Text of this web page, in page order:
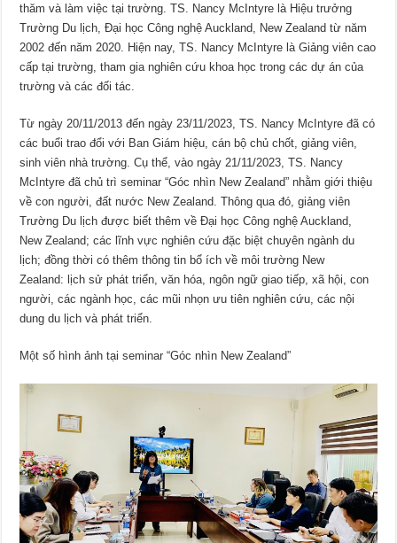
thăm và làm việc tại trường. TS. Nancy McIntyre là Hiệu trưởng
Trường Du lịch, Đại học Công nghệ Auckland, New Zealand từ năm
2002 đến năm 2020. Hiện nay, TS. Nancy McIntyre là Giảng viên cao
cấp tại trường, tham gia nghiên cứu khoa học trong các dự án của
trường và các đối tác.
Từ ngày 20/11/2013 đến ngày 23/11/2023, TS. Nancy McIntyre đã có
các buổi trao đổi với Ban Giám hiệu, cán bộ chủ chốt, giảng viên,
sinh viên nhà trường. Cụ thể, vào ngày 21/11/2023, TS. Nancy
McIntyre đã chủ trì seminar “Góc nhìn New Zealand” nhằm giới thiệu
về con người, đất nước New Zealand. Thông qua đó, giảng viên
Trường Du lịch được biết thêm về Đại học Công nghệ Auckland,
New Zealand; các lĩnh vực nghiên cứu đặc biệt chuyên ngành du
lịch; đồng thời có thêm thông tin bổ ích về môi trường New
Zealand: lịch sử phát triển, văn hóa, ngôn ngữ giao tiếp, xã hội, con
người, các ngành học, các mũi nhọn ưu tiên nghiên cứu, các nội
dung du lịch và phát triển.
Một số hình ảnh tại seminar “Góc nhìn New Zealand”